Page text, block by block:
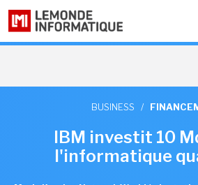
BUSINESS /
IBM investit 10
l'informatique